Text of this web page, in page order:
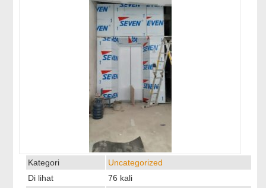
Kategori
Uncategorized
Di lihat
76 kali